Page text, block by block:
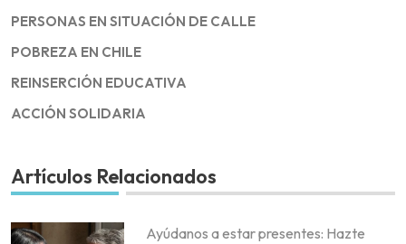
PERSONAS EN SITUACIÓN DE CALLE
POBREZA EN CHILE
REINSERCIÓN EDUCATIVA
ACCIÓN SOLIDARIA
Artículos Relacionados
Ayúdanos a estar presentes: Hazte